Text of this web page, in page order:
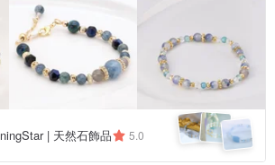
| 天然石飾品 5.0